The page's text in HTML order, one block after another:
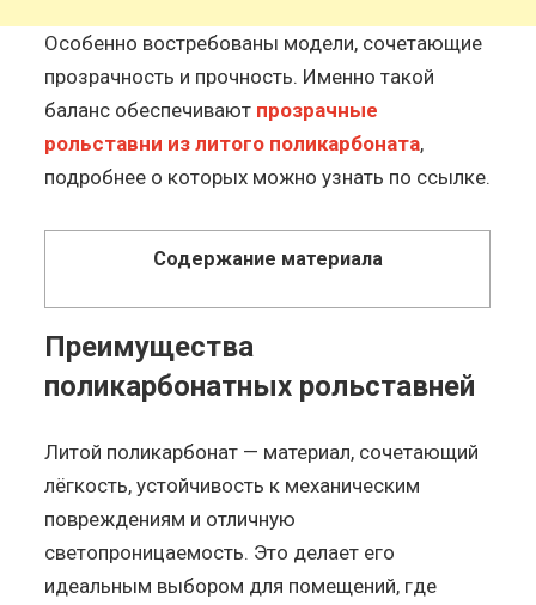
Особенно востребованы модели, сочетающие
прозрачность и прочность. Именно такой
баланс обеспечивают прозрачные
рольставни из литого поликарбоната,
подробнее о которых можно узнать по ссылке.
Содержание материала
Преимущества
поликарбонатных рольставней
Литой поликарбонат — материал, сочетающий
лёгкость, устойчивость к механическим
повреждениям и отличную
светопроницаемость. Это делает его
идеальным выбором для помещений, где